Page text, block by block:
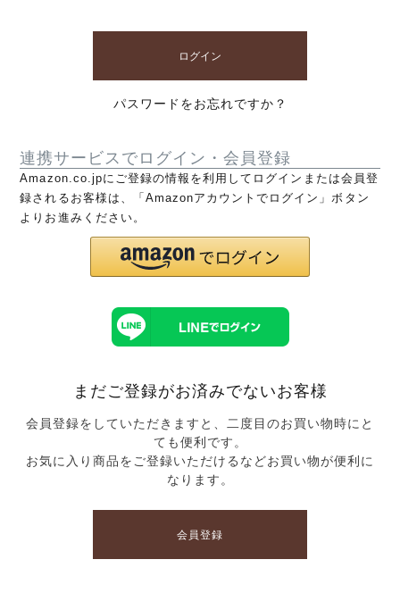
ログイン
パスワードをお忘れですか？
連携サービスでログイン・会員登録
Amazon.co.jpにご登録の情報を利用してログインまたは会員登
録されるお客様は、「Amazonアカウントでログイン」ボタン
よりお進みください。
まだご登録がお済みでないお客様
会員登録をしていただきますと、二度目のお買い物時にと
ても便利です。
お気に入り商品をご登録いただけるなどお買い物が便利に
なります。
会員登録